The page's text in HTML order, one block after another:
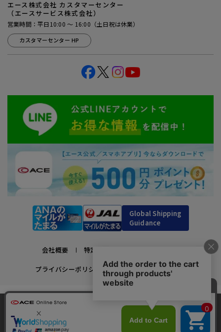
エース株式会社 カスタマーセンター
（エースサービス株式会社）
営業時間：平日10:00 ～ 16:00（土日祝は休業）
カスタマーセンター HP
Global Shipping
Guidance
会社概要 特定商取引法に基づく表示
プライバシーポリシー 利用規約 採用情報
かばんの総合メーカー、エース公式サイト
スーツケースビジネスバッグ直営店ならではの豊富なラインナップでご紹介！
充実のアフターサービス・豊富な品揃え・安心のメーカー直営ストア
当サイトでは、サイトの利便性向上のため、クッ
キー(Cookie)を使用しています。クッキーについ
て詳細はこちら
承諾する
最近、58人がこの商品をカートに入れました